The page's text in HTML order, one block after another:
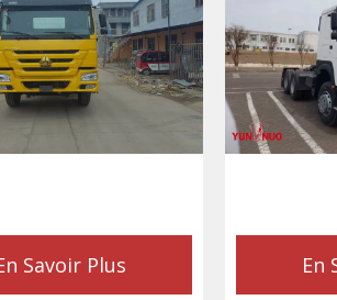
Savoir Plus En